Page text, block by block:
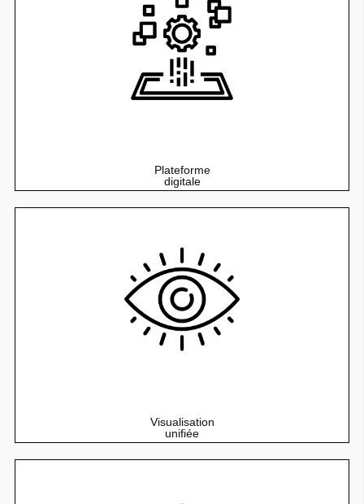
Plateforme
digitale
Disposez d'une plateforme digitale personnalisée et
connectée pour répondre à vos enjeux
Visualisation
unifiée
L’expérience utilisateur sur tous les appareils via la
technologie HTML5.